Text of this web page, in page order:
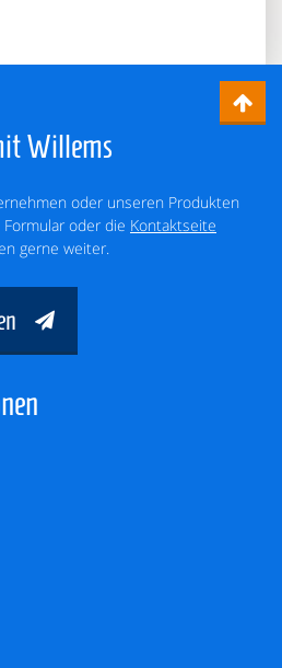
Willems
oder unseren Produkten
oder die Kontaktseite
gerne weiter.